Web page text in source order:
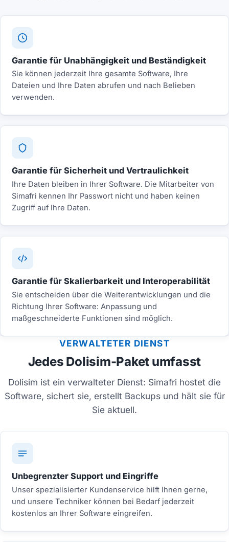
Garantie für Unabhängigkeit und Beständigkeit
Sie können jederzeit Ihre gesamte Software, Ihre
Dateien und Ihre Daten abrufen und nach Belieben
verwenden.
Garantie für Sicherheit und Vertraulichkeit
Ihre Daten bleiben in Ihrer Software. Die Mitarbeiter von
Simafri kennen Ihr Passwort nicht und haben keinen
Zugriff auf Ihre Daten.
Garantie für Skalierbarkeit und Interoperabilität
Sie entscheiden über die Weiterentwicklungen und die
Richtung Ihrer Software: Anpassung und
maßgeschneiderte Funktionen sind möglich.
VERWALTETER DIENST
Jedes Dolisim-Paket umfasst
Dolisim ist ein verwalteter Dienst: Simafri hostet die
Software, sichert sie, erstellt Backups und hält sie für
Sie aktuell.
Unbegrenzter Support und Eingriffe
Unser spezialisierter Kundenservice hilft Ihnen gerne,
und unsere Techniker können bei Bedarf jederzeit
kostenlos an Ihrer Software eingreifen.